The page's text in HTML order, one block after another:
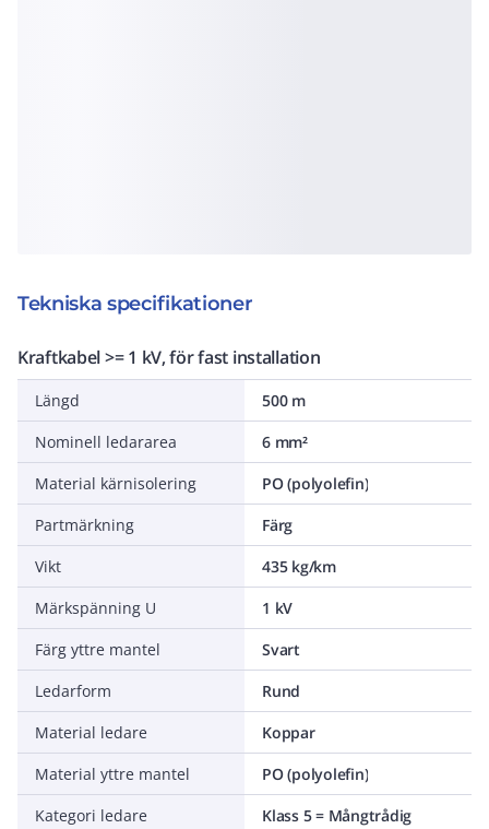
Tekniska specifikationer
Kraftkabel >= 1 kV, för fast installation
Längd
500 m
Nominell ledararea
6 mm²
Material kärnisolering
PO (polyolefin)
Partmärkning
Färg
Vikt
435 kg/km
Märkspänning U
1 kV
Färg yttre mantel
Svart
Ledarform
Rund
Material ledare
Koppar
Material yttre mantel
PO (polyolefin)
Kategori ledare
Klass 5 = Mångtrådig